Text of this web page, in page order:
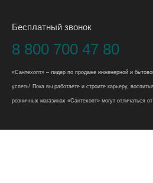
Бесплатный звонок
8 800 700 47 80
«Сантехопт» – лидер по продаже инженерной и
успеть! Пока вы работаете и строите карьеру,
розничных магазинах «Сантехопт» могут отличаться